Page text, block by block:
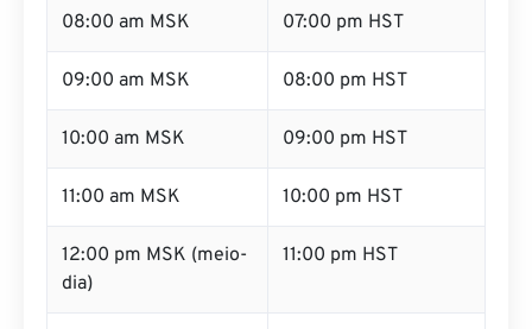
08:00 am MSK 07:00 pm HST
09:00 am MSK 08:00 pm HST
10:00 am MSK 09:00 pm HST
11:00 am MSK 10:00 pm HST
12:00 pm MSK (meio-
dia)
11:00 pm HST